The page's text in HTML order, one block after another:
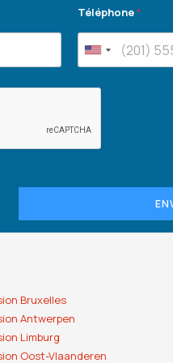
Téléphone*
Bruxelles
Antwerpen
Limburg
Oost-Vlaanderen